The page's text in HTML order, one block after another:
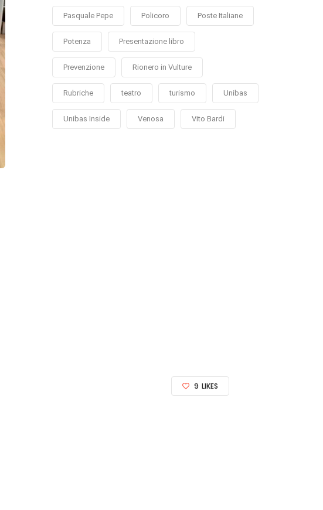
Pasquale Pepe Policoro Poste Italiane
Potenza Presentazione libro
Prevenzione Rionero in Vulture
Rubriche teatro turismo Unibas
Unibas Inside Venosa Vito Bardi
9 LIKES